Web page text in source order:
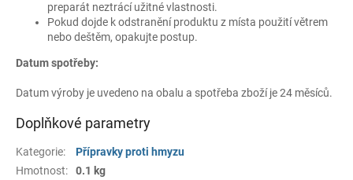
preparát neztrácí užitné vlastnosti.
Pokud dojde k odstranění produktu z místa použití větrem
nebo deštěm, opakujte postup.
Datum spotřeby:
Datum výroby je uvedeno na obalu a spotřeba zboží je 24 měsíců.
Doplňkové parametry
Kategorie:
Přípravky proti hmyzu
Hmotnost:
0.1 kg